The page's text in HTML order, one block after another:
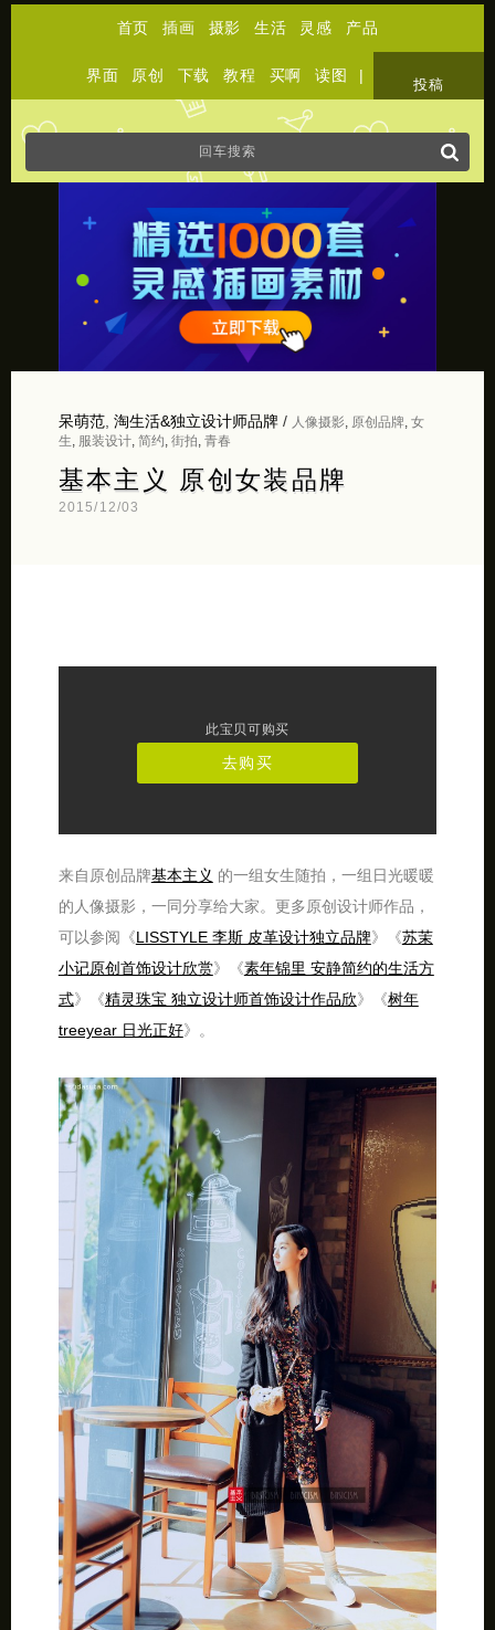
首页 插画 摄影 生活 灵感 产品
界面 原创 下载 教程 买啊 读图 |
投稿
呆萌范, 淘生活&独立设计师品牌/ 人像摄影, 原创品牌, 女
生
服装设计, 简约 街拍 青春
基本主义 原创女装品牌
2015/12/03
此宝贝可购买
去购买
来自原创品牌基本主义 的一组女生随拍，一组日光暖暖
的人像摄影，一同分享给大家。更多原创设计师作品，
可以参阅《LISSTYLE 李斯 皮革设计独立品牌》《苏茉
小记原创首饰设计欣赏》《素年锦里 安静简约的生活方
式》《精灵珠宝 独立设计师首饰设计作品欣》《树年
treeyear 日光正好》。